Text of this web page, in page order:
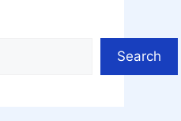
Search